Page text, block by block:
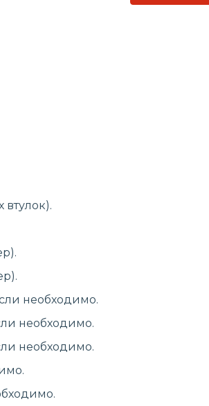
необходимо.
необходимо.
необходимо.